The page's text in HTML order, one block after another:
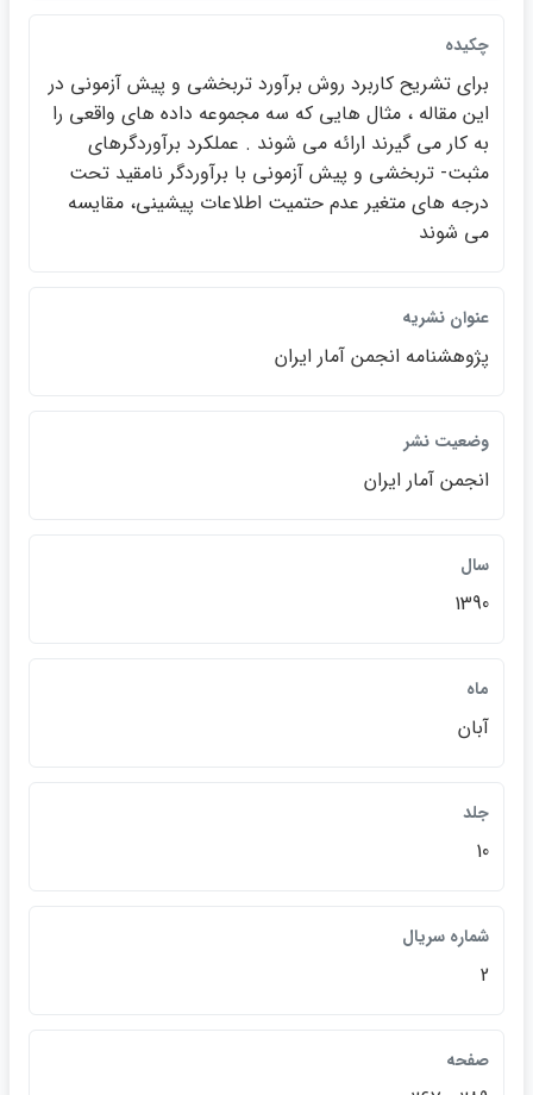
چکيده
براي تشريح كاربرد روش برآورد تربخشي و پيش آزموني در
اين مقاله ، مثال هايي كه سه مجموعه داده هاي واقعي را
به كار مي گيرند ارائه مي شوند . عملكرد برآوردگرهاي
مثبت- تربخشي و پيش آزموني با برآوردگر نامقيد تحت
درجه هاي متغير عدم حتميت اطلاعات پيشيني، مقايسه
مي شوند
عنوان نشريه
پژوهشنامه انجمن آمار ايران
وضعيت نشر
انجمن آمار ايران
سال
1390
ماه
آبان
جلد
10
شماره سريال
2
صفحه